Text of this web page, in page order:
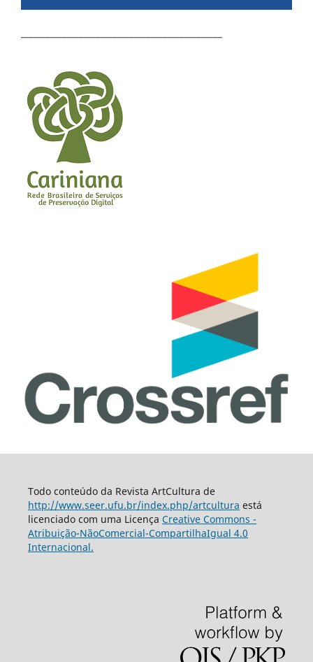
Todo conteúdo da Revista ArtCultura de
http://www.seer.ufu.br/index.php/artcultura está
licenciado com uma Licença Creative Commons -
Atribuição-NãoComercial-CompartilhaIgual 4.0
Internacional.